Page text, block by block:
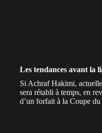
Les tendances avant la
Si Achraf Hakimi,
sera rétabli à temps, en
d’un forfait à la Coupe